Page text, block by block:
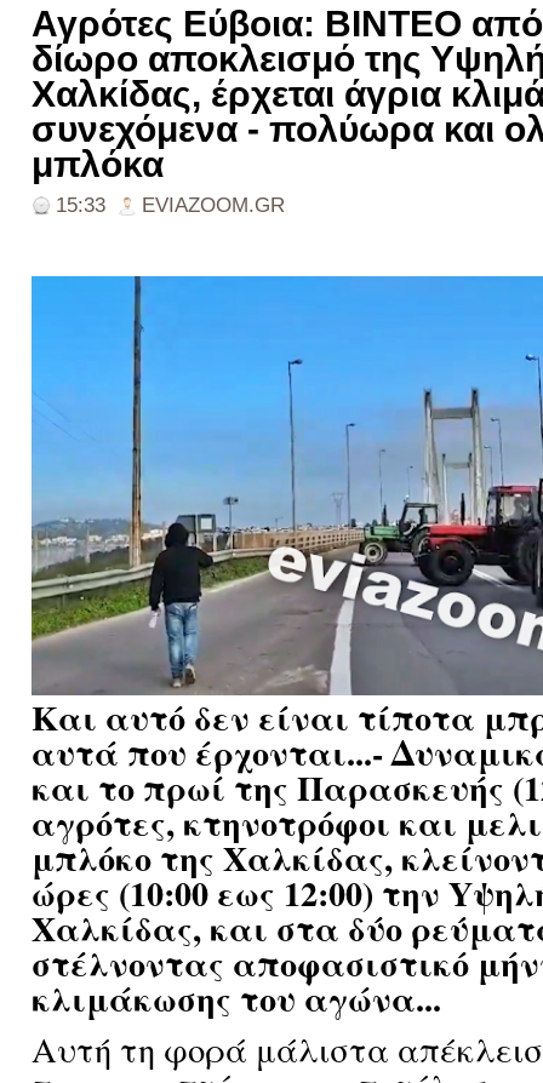
Αγρότες Εύβοια: ΒΙΝΤΕΟ
δίωρο αποκλεισμό της
Χαλκίδας, έρχεται άγρια
συνεχόμενα - πολύωρα και
μπλόκα
15:33 EVIAZOOM.GR
Και αυτό δεν είναι τίποτα
αυτά που έρχονται...-
και το πρωί της Παρασκευής
αγρότες, κτηνοτρόφοι και
μπλόκο της Χαλκίδας,
ώρες (10:00 εως 12:00) την
Χαλκίδας, και στα δύο
στέλνοντας αποφασιστικό
κλιμάκωσης του αγώνα...
Αυτή τη φορά μάλιστα